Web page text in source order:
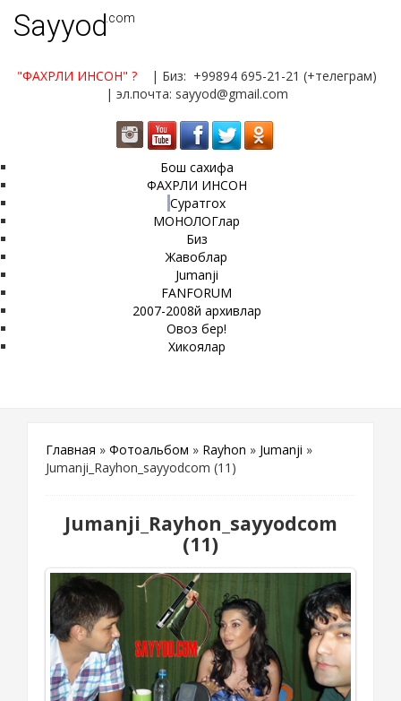
Sayyod.com
"ФАХРЛИ ИНСОН" ?
| Биз: +99894 695-21-21 (+телеграм)
| эл.почта: sayyod@gmail.com
Бош сахифа
ФАХРЛИ ИНСОН
Суратгох
МОНОЛОГлар
Биз
Жавоблар
Jumanji
FANFORUM
2007-2008й архивлар
Овоз бер!
Хикоялар
Главная » Фотоальбом » Rayhon » Jumanji »
Jumanji_Rayhon_sayyodcom (11)
Jumanji_Rayhon_sayyodcom
(11)